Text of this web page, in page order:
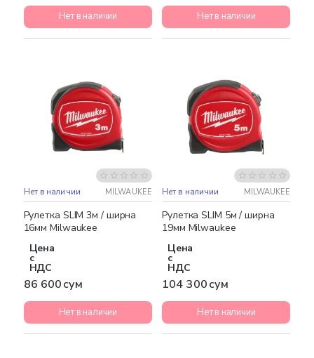
Нет в наличии Нет в наличии
Нет в наличии MILWAUKEE
Рулетка SLIM 3м / ширна
16мм Milwaukee
Цена
с
НДС
86 600 сум
Нет в наличии
Нет в наличии MILWAUKEE
Рулетка SLIM 5м / ширна
19мм Milwaukee
Цена
с
НДС
104 300 сум
Нет в наличии